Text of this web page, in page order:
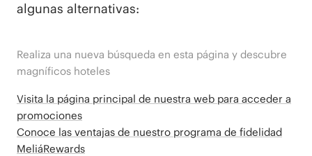
algunas alternativas:
Realiza una nueva búsqueda en esta página y descubre
magníficos hoteles
Visita la página principal de nuestra web para acceder a
promociones
Conoce las ventajas de nuestro programa de fidelidad
MeliáRewards